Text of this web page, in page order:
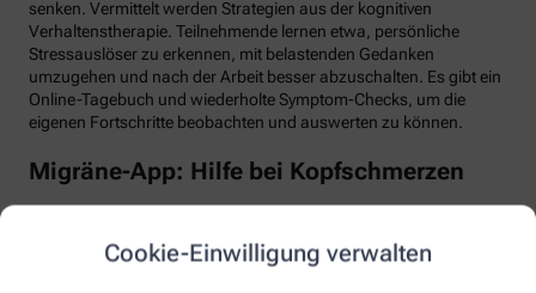
Cookie-Einwilligung verwalten
senken. Vermittelt werden Strategien aus der kognitiven
Verhaltenstherapie. Teilnehmende lernen etwa, persönliche
Stressauslöser zu erkennen, mit belastenden Gedanken
umzugehen und nach der Arbeit besser abzuschalten. Es gibt ein
Online-Tagebuch und wiederholte Symptom-Checks, um die
eigenen Fortschritte beobachten und auswerten zu können.
Migräne-App: Hilfe bei Kopfschmerzen
renommierten Schmerzklinik Kiel lässt sich übersichtlich